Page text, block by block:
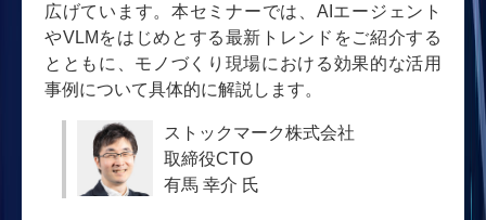
広げています。本セミナーでは、AIエージェント
やVLMをはじめとする最新トレンドをご紹介する
とともに、モノづくり現場における効果的な活用
事例について具体的に解説します。
ストックマーク株式会社
取締役CTO
有馬 幸介 氏